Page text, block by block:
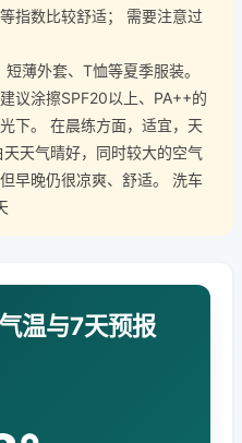
指数比较舒适； 需要注意过
薄外套、T恤等夏季服装。
议涂擦SPF20以上、PA++的
下。 在晨练方面，适宜，天
天气晴好，同时较大的空气
早晚仍很凉爽、舒适。 洗车
温与7天预报